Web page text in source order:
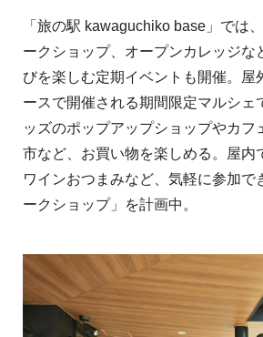
「旅の駅 kawaguchiko base」では
ークショップ、オープンカレッジな
びを楽しむ定期イベントも開催。屋
ースで開催される期間限定マルシェ
ッズのポップアップショップやカフ
市など、お買い物を楽しめる。屋内
ワインおつまみなど、気軽に参加で
ークショップ」を計画中。